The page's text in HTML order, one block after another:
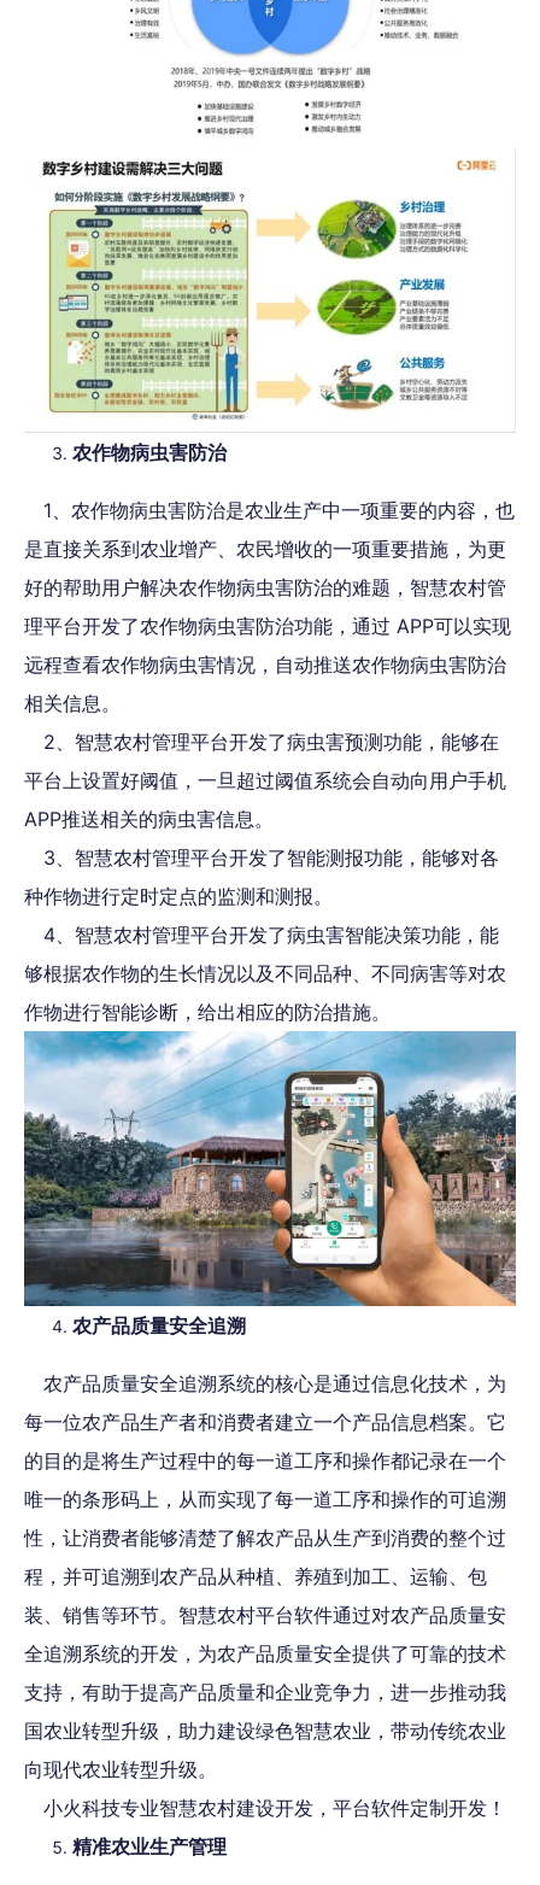
农作物病虫害防治
1、农作物病虫害防治是农业生产中一项重要的内容，也
是直接关系到农业增产、农民增收的一项重要措施，为更
好的帮助用户解决农作物病虫害防治的难题，智慧农村管
理平台开发了农作物病虫害防治功能，通过 APP可以实现
远程查看农作物病虫害情况，自动推送农作物病虫害防治
相关信息。
2、智慧农村管理平台开发了病虫害预测功能，能够在
平台上设置好阈值，一旦超过阈值系统会自动向用户手机
APP推送相关的病虫害信息。
3、智慧农村管理平台开发了智能测报功能，能够对各
种作物进行定时定点的监测和测报。
4、智慧农村管理平台开发了病虫害智能决策功能，能
够根据农作物的生长情况以及不同品种、不同病害等对农
作物进行智能诊断，给出相应的防治措施。
农产品质量安全追溯
农产品质量安全追溯系统的核心是通过信息化技术，为
每一位农产品生产者和消费者建立一个产品信息档案。它
的目的是将生产过程中的每一道工序和操作都记录在一个
唯一的条形码上，从而实现了每一道工序和操作的可追溯
性，让消费者能够清楚了解农产品从生产到消费的整个过
程，并可追溯到农产品从种植、养殖到加工、运输、包
装、销售等环节。智慧农村平台软件通过对农产品质量安
全追溯系统的开发，为农产品质量安全提供了可靠的技术
支持，有助于提高产品质量和企业竞争力，进一步推动我
国农业转型升级，助力建设绿色智慧农业，带动传统农业
向现代农业转型升级。
小火科技专业智慧农村建设开发，平台软件定制开发！
精准农业生产管理